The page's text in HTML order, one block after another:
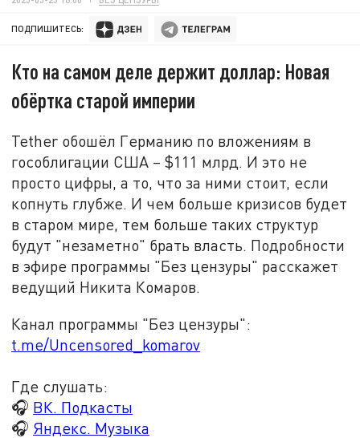
ПОДПИШИТЕСЬ:
Кто на самом деле держит доллар: Новая
обёртка старой империи
Tether обошёл Германию по вложениям в
гособлигации США – $111 млрд. И это не
просто цифры, а то, что за ними стоит, если
копнуть глубже. И чем больше кризисов будет
в старом мире, тем больше таких структур
будут "незаметно" брать власть. Подробности
в эфире программы "Без цензуры" расскажет
ведущий Никита Комаров.
Канал программы "Без цензуры":
t.me/Uncensored_komarov
Где слушать:
🎧 ВК. Подкасты
🎧 Яндекс. Музыка